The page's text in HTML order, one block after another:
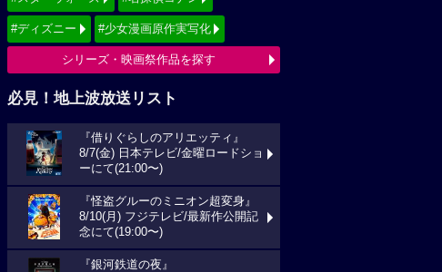
#ディズニー #少女漫画原作実写化
シリーズ・映画祭作品を探す
必見！地上波放送リスト
『借りぐらしのアリエッティ』
8/7(金) 日本テレビ/金曜ロードショ
ーにて(21:00〜)
『怪盗グルーのミニオン超変身』
8/10(月) フジテレビ/最新作公開記
念にて(19:00〜)
『銀河鉄道の夜』